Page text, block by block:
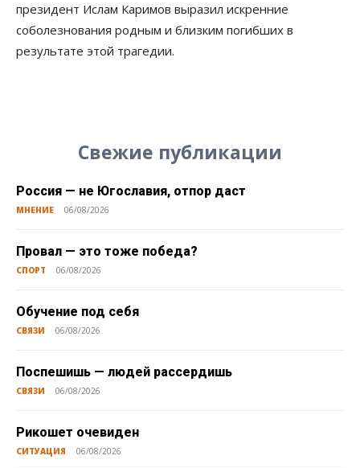
президент Ислам Каримов выразил искренние
соболезнования родным и близким погибших в
результате этой трагедии.
Свежие публикации
Россия — не Югославия, отпор даст
МНЕНИЕ 06/08/2026
Провал — это тоже победа?
СПОРТ 06/08/2026
Обучение под себя
СВЯЗИ 06/08/2026
Поспешишь — людей рассердишь
СВЯЗИ 06/08/2026
Рикошет очевиден
СИТУАЦИЯ 06/08/2026